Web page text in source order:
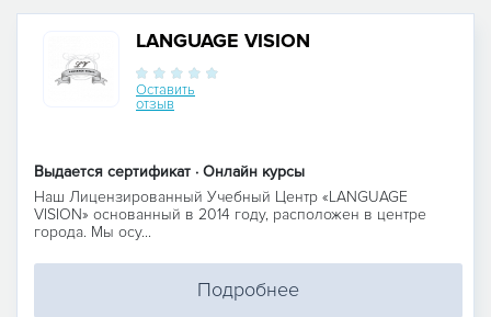
LANGUAGE VISION
Оставить
отзыв
Выдается сертификат · Онлайн курсы
Наш Лицензированный Учебный Центр «LANGUAGE
VISION» основанный в 2014 году, расположен в центре
города. Мы осу...
Подробнее